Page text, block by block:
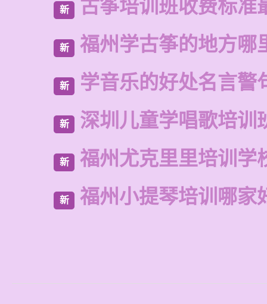
新 古筝培训班收费标准
新 福州学古筝的地方哪
新 学音乐的好处名言警
新 深圳儿童学唱歌培训
新 福州尤克里里培训学
新 福州小提琴培训哪家